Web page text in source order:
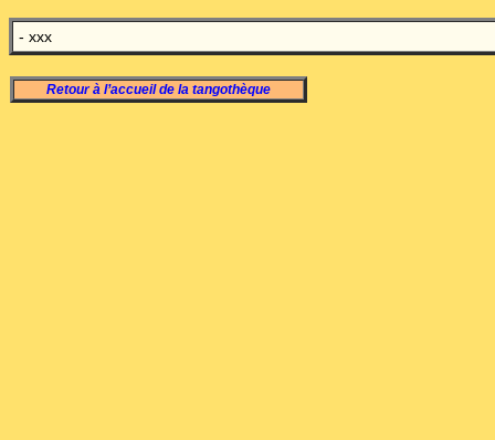
- xxx
Retour à l’accueil de la tangothèque